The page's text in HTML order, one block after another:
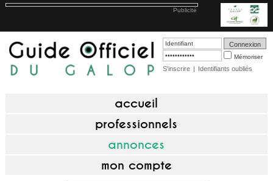
Publicité
Mémoriser
S'inscrire | Identifiants oubliés
accueil
professionnels
annonces
mon compte